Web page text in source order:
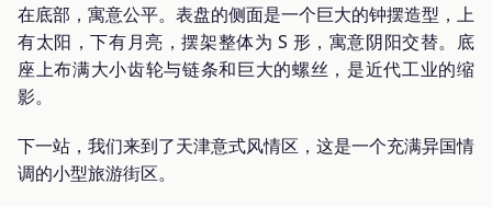
在底部，寓意公平。表盘的侧面是一个巨大的钟摆造型，上
有太阳，下有月亮，摆架整体为 S 形，寓意阴阳交替。底
座上布满大小齿轮与链条和巨大的螺丝，是近代工业的缩
影。
下一站，我们来到了天津意式风情区，这是一个充满异国情
调的小型旅游街区。